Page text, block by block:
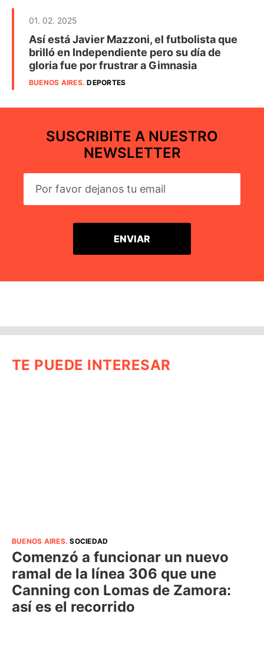
01. 02. 2025
Así está Javier Mazzoni, el futbolista que
brilló en Independiente pero su día de
gloria fue por frustrar a Gimnasia
BUENOS AIRES.DEPORTES
SUSCRIBITE A NUESTRO
NEWSLETTER
TE PUEDE INTERESAR
BUENOS AIRES.SOCIEDAD
Comenzó a funcionar un nuevo
ramal de la línea 306 que une
Canning con Lomas de Zamora:
así es el recorrido